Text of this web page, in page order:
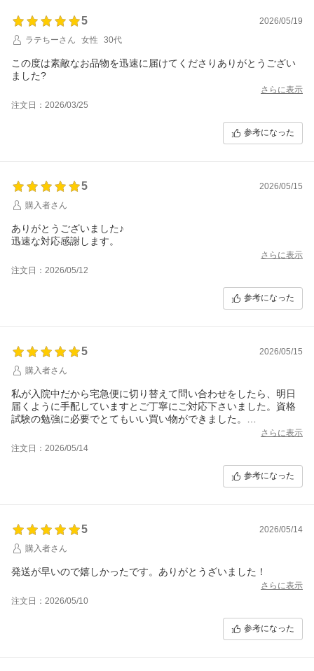
5
2026/05/19
ラテちーさん
女性 30代
この度は素敵なお品物を迅速に届けてくださりありがとうござい
ました?
さらに表示
注文日：2026/03/25
参考になった
5
2026/05/15
購入者さん
ありがとうございました♪
迅速な対応感謝します。
さらに表示
注文日：2026/05/12
参考になった
5
2026/05/15
購入者さん
私が入院中だから宅急便に切り替えて問い合わせをしたら、明日
届くように手配していますとご丁寧にご対応下さいました。資格
試験の勉強に必要でとてもいい買い物ができました。
さらに表示
注文日：2026/05/14
参考になった
5
2026/05/14
購入者さん
発送が早いので嬉しかったです。ありがとうざいました！
さらに表示
注文日：2026/05/10
参考になった